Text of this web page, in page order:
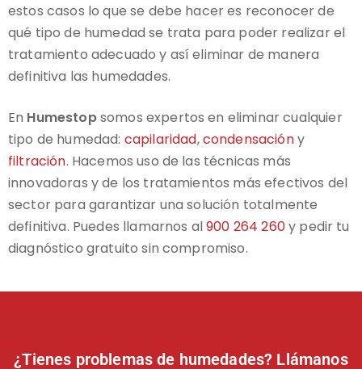
estos casos lo que se debe hacer es reconocer de
qué tipo de humedad se trata para poder realizar el
tratamiento adecuado y así eliminar de manera
definitiva las humedades.
En Humestopsomos expertos en eliminar cualquier
tipo de humedad: capilaridad,condensacióny
filtración. Hacemos uso de las técnicas más
innovadoras y de los tratamientos más efectivos del
sector para garantizar una solución totalmente
definitiva. Puedes llamarnos al900 264 260y pedir tu
diagnóstico gratuito sin compromiso.
¿Tienes problemas de humedades? Llámanos